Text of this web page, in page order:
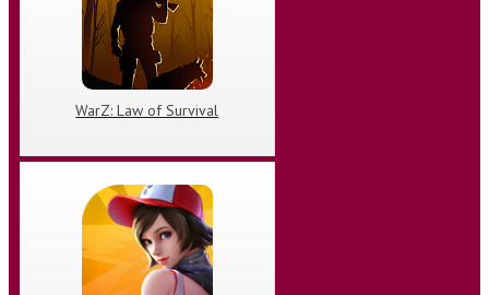
WarZ: Law of Survival